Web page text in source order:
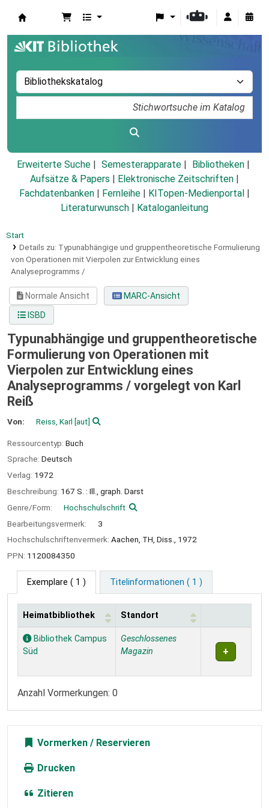
Erweiterte Suche Semesterapparate
Bibliotheken
Aufsätze & Papers
Elektronische Zeitschriften
Fachdatenbanken
Fernleihe KITopen-Medienportal
Literaturwunsch
Kataloganleitung
Start
Details zu: Typunabhängige und gruppentheoretische Formulierung
von Operationen mit Vierpolen zur Entwicklung eines
Analyseprogramms /
Normale Ansicht
MARC-Ansicht
ISBD
Typunabhängige und gruppentheoretische
Formulierung von Operationen mit
Vierpolen zur Entwicklung eines
Analyseprogramms / vorgelegt von Karl
Reiß
Von: Reiss, Karl [aut]
Ressourcentyp: Buch
Sprache: Deutsch
Verlag: 1972
Beschreibung: 167 S. : Ill., graph. Darst
Genre/Form:
Hochschulschrift
Bearbeitungsvermerk:
3
Hochschulschriftenvermerk: Aachen, TH, Diss., 1972
PPN: 1120084350
Exemplare ( 1 ) Titelinformationen ( 1 )
Exemplare
Heimatbibliothek Standort
Bibliothek Campus
Süd
Geschlossenes
Magazin
Anzahl Vormerkungen: 0
Vormerken
Drucken
Zitieren